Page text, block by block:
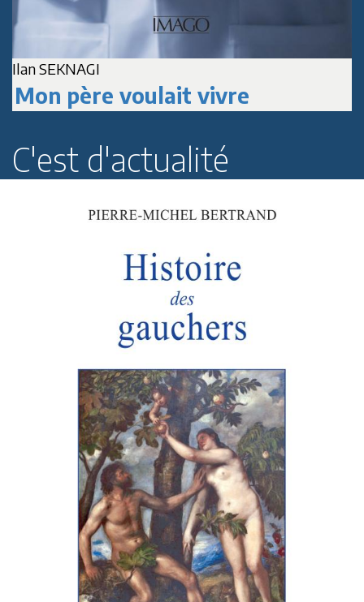
Jean-Marc DELPECH
Paul Roussenq
C'est d'actualité